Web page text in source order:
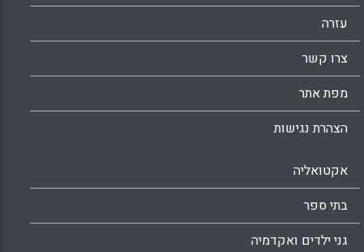
עזרה
צרו קשר
מפת אתר
הצהרת נגישות
אקטואליה
בתי ספר
גני ילדים ואקדמיה